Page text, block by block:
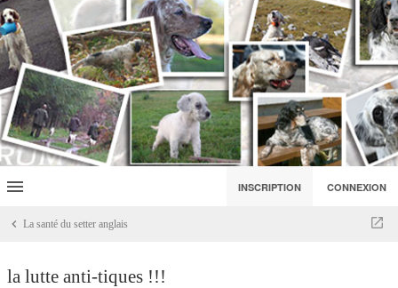
INSCRIPTION CONNEXION
La santé du setter anglais
la lutte anti-tiques !!!